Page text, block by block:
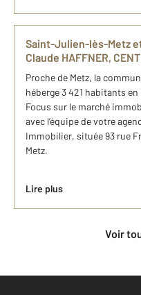
Saint-Julien-lès-Metz
Claude HAFFNER,
Proche de Metz, la
héberge 3 421 habitants
Focus sur le marché
avec l’équipe de votre
Immobilier, située 93 rue
Metz.
Lire plus
Voir